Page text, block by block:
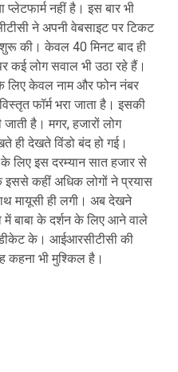
नहीं है। इस बार भी
ने अपनी वेबसाइट पर टिकट
की। केवल 40 मिनट बाद ही
कई लोग सवाल भी उठा रहे हैं।
लिए केवल नाम और फोन नंबर
फॉर्म भरा जाता है। इसकी
है। मगर, हजारों लोग
ही देखते विंडो बंद हो गई।
लिए इस दरम्यान सात हजार से
कहीं अधिक लोगों ने प्रयास
मायूसी ही लगी। अब देखने
में बाबा के दर्शन के लिए आने वाले
के। आईआरसीटीसी की
कहना भी मुश्किल है।